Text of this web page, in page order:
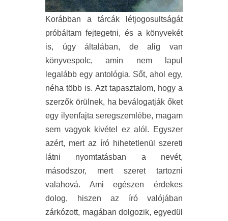
Korábban a tárcák létjogosultságát
próbáltam fejtegetni, és a könyvekét
is, úgy általában, de alig van
könyvespolc, amin nem lapul
legalább egy antológia. Sőt, ahol egy,
néha több is. Azt tapasztalom, hogy a
szerzők örülnek, ha beválogatják őket
egy ilyenfajta seregszemlébe, magam
sem vagyok kivétel ez alól. Egyszer
azért, mert az író hihetetlenül szereti
látni nyomtatásban a nevét,
másodszor, mert szeret tartozni
valahová. Ami egészen érdekes
dolog, hiszen az író valójában
zárkózott, magában dolgozik, egyedül